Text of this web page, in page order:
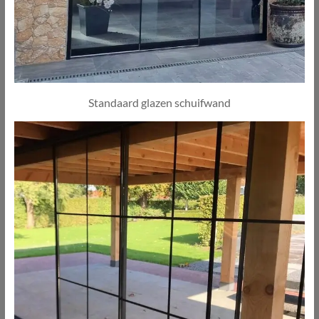
Standaard glazen schuifwand